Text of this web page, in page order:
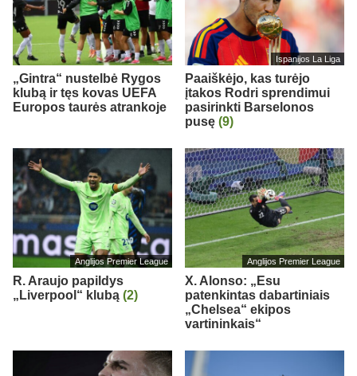
„Gintra“ nustelbė Rygos
klubą ir tęs kovas UEFA
Europos taurės atrankoje
Ispanijos La Liga
Paaiškėjo, kas turėjo
įtakos Rodri sprendimui
pasirinkti Barselonos
pusę (9)
Anglijos Premier League
R. Araujo papildys
„Liverpool“ klubą (2)
Anglijos Premier League
X. Alonso: „Esu
patenkintas dabartiniais
„Chelsea“ ekipos
vartininkais“